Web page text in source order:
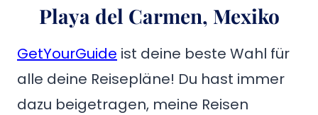
Playa del Carmen, Mexiko
GetYourGuide ist deine beste Wahl für
alle deine Reisepläne! Du hast immer
dazu beigetragen, meine Reisen